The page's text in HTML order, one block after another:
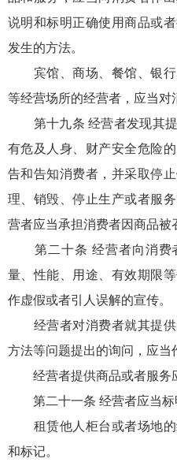
说明和标明正确使用商品或
发生的方法。
宾馆、商场、餐馆、银行
等经营场所的经营者，应当对
第十九条 经营者发现其提
有危及人身、财产安全危险
告和告知消费者，并采取停
理、销毁、停止生产或者服
营者应当承担消费者因商品被
第二十条 经营者向消费
量、性能、用途、有效期限
作虚假或者引人误解的宣传。
经营者对消费者就其提供
方法等问题提出的询问，应当
经营者提供商品或者服务
第二十一条 经营者应当标
租赁他人柜台或者场地的
和标记。